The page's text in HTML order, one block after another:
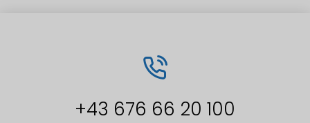
+43 676 66 20 100